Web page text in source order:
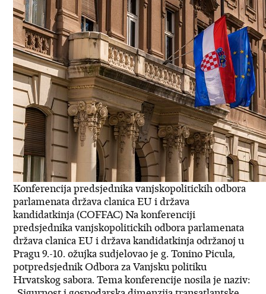
Konferencija predsjednika vanjskopolitickih odbora
parlamenata država clanica EU i država
kandidatkinja (COFFAC) Na konferenciji
predsjednika vanjskopolitickih odbora parlamenata
država clanica EU i država kandidatkinja održanoj u
Pragu 9.-10. ožujka sudjelovao je g. Tonino Picula,
potpredsjednik Odbora za Vanjsku politiku
Hrvatskog sabora. Tema konferencije nosila je naziv: